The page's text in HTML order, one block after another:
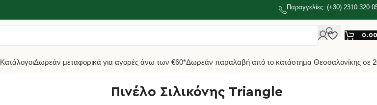
Παραγγελίες: (+30) 2310 320
0.00
ΚατάλογοιΔωρεάν μεταφορικά για αγορές άνω των €60*Δωρεάν παραλαβή από το κατάστημα Θεσσαλονίκης σε
Πινέλο Σιλικόνης Triangle